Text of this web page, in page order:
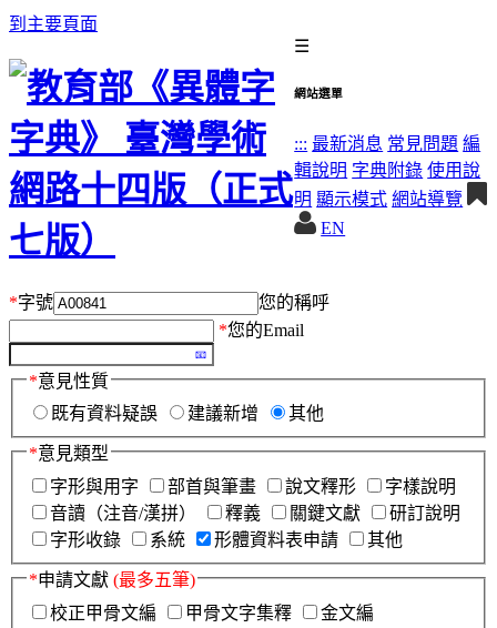
到主要頁面
☰
網站選單
::: 最新消息 常見問題 編
輯說明 字典附錄 使用說
明 顯示模式 網站導覽
EN
*字號
您的稱呼
*您的Email
*意見性質
既有資料疑誤
建議新增 其他
*意見類型
字形與用字
部首與筆畫 說文釋形
字樣說明
音讀（注音/漢拼）
釋義 關鍵文獻
研訂說明
字形收錄
系統 形體資料表申請 其他
*申請文獻 (最多五筆)
校正甲骨文編
甲骨文字集釋
金文編